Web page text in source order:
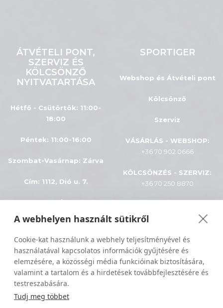
ÁTVÉTELI PONT,
SZERVIZ ÉS
KÖLCSÖNZŐ
NYITVATARTÁSA
Hétfő - Csütörtök: 11:00-
18:00
Péntek: 11:00-16:00
Szombat-Vasárnap: Zárva
Cím: 1112, Dió u. 7.
SPORTIGER
Webshop és Átvételi pont
Kölcsönző
Szerviz
VÁSÁRLÁS - WEBSHOP:
+36 70 902 0666
KÖLCSÖNZÉS - SZERVIZ:
+36 70 250 8870
Adatkezelés
Szállítási feltételek
Sportiger
A webhelyen használt sütikről
Cookie-kat használunk a webhely teljesítményével és
használatával kapcsolatos információk gyűjtésére és
elemzésére, a közösségi média funkcióinak biztosítására,
valamint a tartalom és a hirdetések továbbfejlesztésére és
testreszabására.
Tudj meg többet